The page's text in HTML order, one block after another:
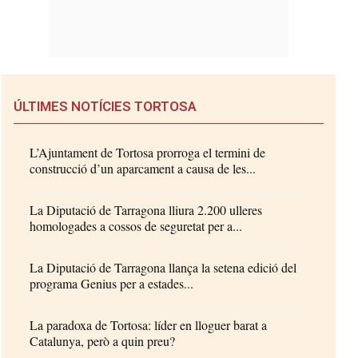
ÚLTIMES NOTÍCIES TORTOSA
L’Ajuntament de Tortosa prorroga el termini de
construcció d’un aparcament a causa de les...
La Diputació de Tarragona lliura 2.200 ulleres
homologades a cossos de seguretat per a...
La Diputació de Tarragona llança la setena edició del
programa Genius per a estades...
La paradoxa de Tortosa: líder en lloguer barat a
Catalunya, però a quin preu?